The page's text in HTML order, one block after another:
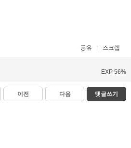
공유 스크랩
EXP 56%
이전 다음 댓글쓰기